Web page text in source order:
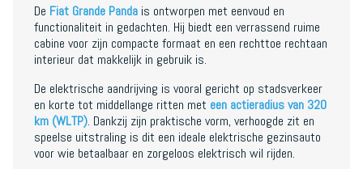
De Fiat Grande Panda is ontworpen met eenvoud en
functionaliteit in gedachten. Hij biedt een verrassend ruime
cabine voor zijn compacte formaat en een rechttoe rechtaan
interieur dat makkelijk in gebruik is.
De elektrische aandrijving is vooral gericht op stadsverkeer
en korte tot middellange ritten met een actieradius van 320
km (WLTP). Dankzij zijn praktische vorm, verhoogde zit en
speelse uitstraling is dit een ideale elektrische gezinsauto
voor wie betaalbaar en zorgeloos elektrisch wil rijden.